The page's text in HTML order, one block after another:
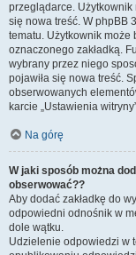
przeglądarce.
się nowa treść. W phpBB
tematu. Użytkownik może
oznaczonego zakładką.
wybrany przez niego
pojawiła się nowa treść.
obserwowanych
karcie „Ustawienia
Na górę
W jaki sposób można
obserwować??
Aby dodać zakładkę do
odpowiedni odnośnik w
dole wątku.
Udzielenie odpowiedzi w